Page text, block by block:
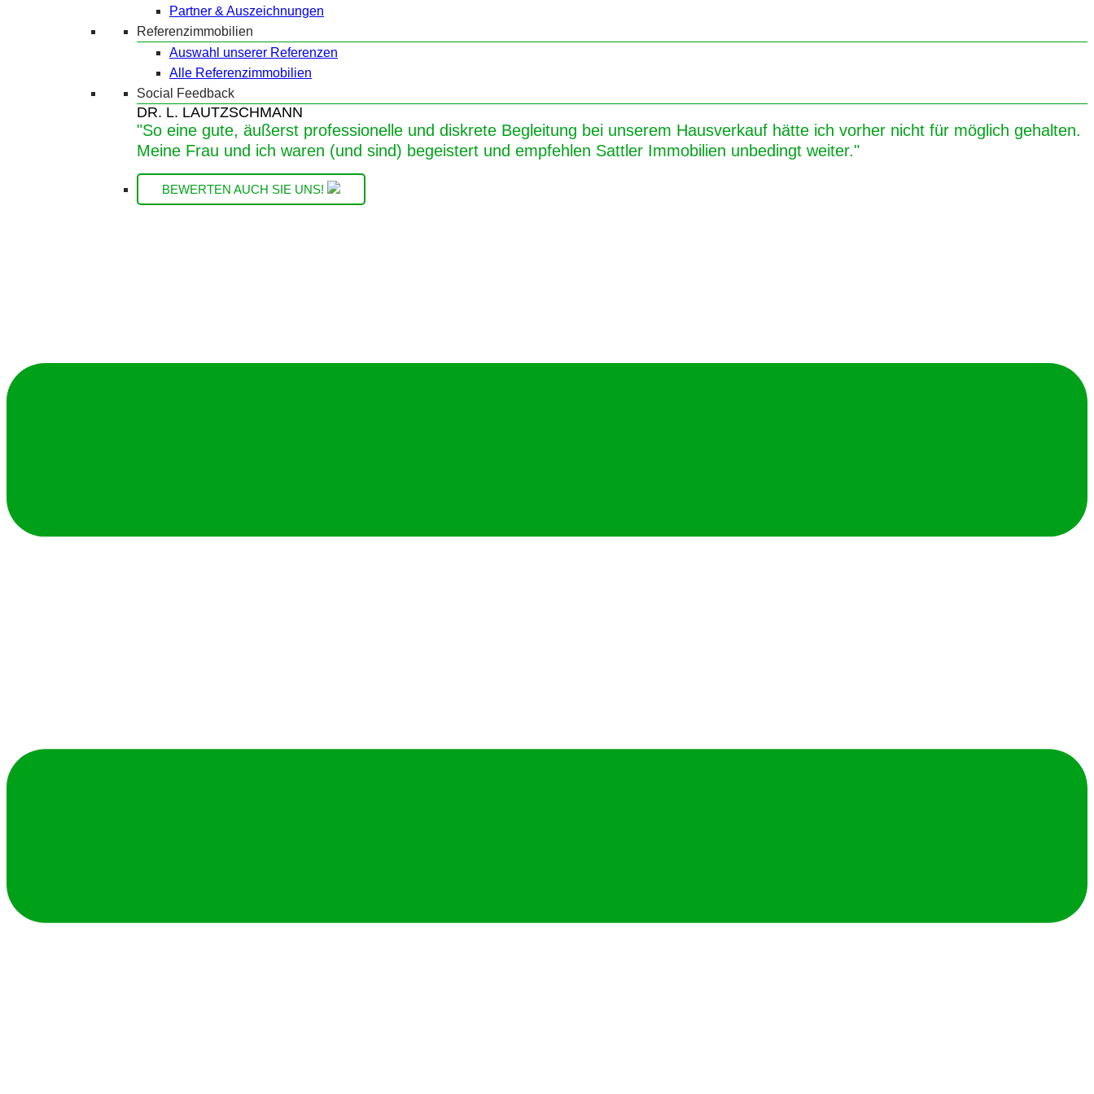
Partner & Auszeichnungen
Referenzimmobilien
Auswahl unserer Referenzen
Alle Referenzimmobilien
Social Feedback
DR. L. LAUTZSCHMANN
"So eine gute, äußerst professionelle und diskrete Begleitung bei unserem Hausverkauf hätte ich vorher nicht für möglich gehalten.
Meine Frau und ich waren (und sind) begeistert und empfehlen Sattler Immobilien unbedingt weiter."
BEWERTEN AUCH SIE UNS!